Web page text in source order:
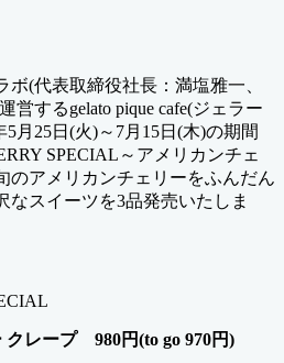
(代表取締役社長：満塩雅一、
営するgelato pique cafe(ジェラー
5月25日(火)～7月15日(木)の期間
SPECIAL～アメリカンチェ
のアメリカンチェリーをふんだん
なスイーツを3品発売いたしま
クレープ 980円(to go 970円)